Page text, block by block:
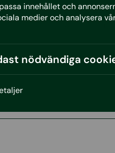
innehållet och
medier och analysera
nödvändiga
omfattar Nabos
AB och